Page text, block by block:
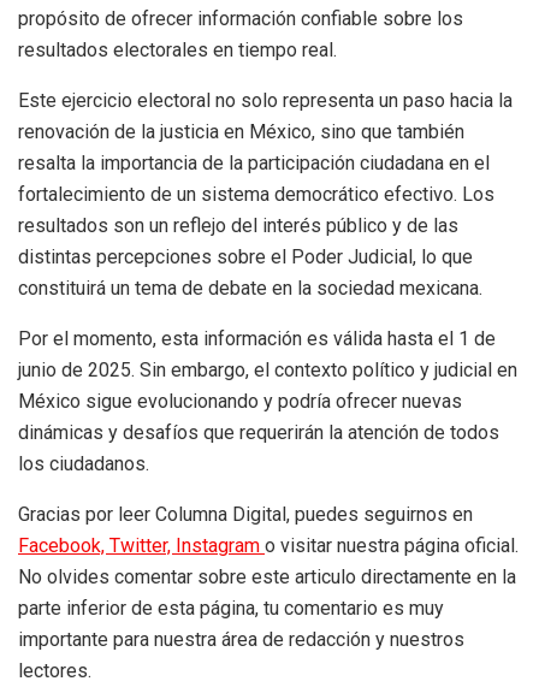
propósito de ofrecer información confiable sobre los
resultados electorales en tiempo real.
Este ejercicio electoral no solo representa un paso hacia la
renovación de la justicia en México, sino que también
resalta la importancia de la participación ciudadana en el
fortalecimiento de un sistema democrático efectivo. Los
resultados son un reflejo del interés público y de las
distintas percepciones sobre el Poder Judicial, lo que
constituirá un tema de debate en la sociedad mexicana.
Por el momento, esta información es válida hasta el 1 de
junio de 2025. Sin embargo, el contexto político y judicial en
México sigue evolucionando y podría ofrecer nuevas
dinámicas y desafíos que requerirán la atención de todos
los ciudadanos.
Gracias por leer Columna Digital, puedes seguirnos en
Facebook, Twitter, Instagram o visitar nuestra página oficial.
No olvides comentar sobre este articulo directamente en la
parte inferior de esta página, tu comentario es muy
importante para nuestra área de redacción y nuestros
lectores.